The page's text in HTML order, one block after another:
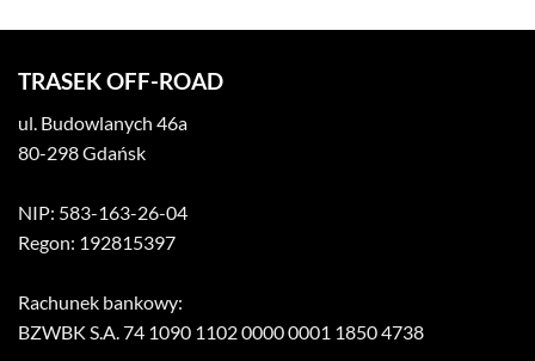
TRASEK OFF-ROAD
ul. Budowlanych 46a
80-298 Gdańsk
NIP: 583-163-26-04
Regon: 192815397
Rachunek bankowy:
BZWBK S.A. 74 1090 1102 0000 0001 1850 4738